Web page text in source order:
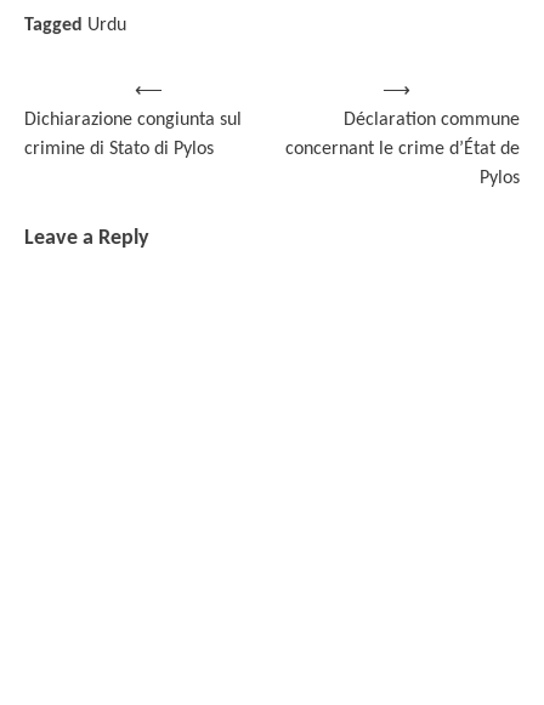
Tagged Urdu
navigation
⟵
Dichiarazione congiunta sul
crimine di Stato di Pylos
Déclaration commune
concernant le crime d’État de
Pylos
⟶
Leave a Reply